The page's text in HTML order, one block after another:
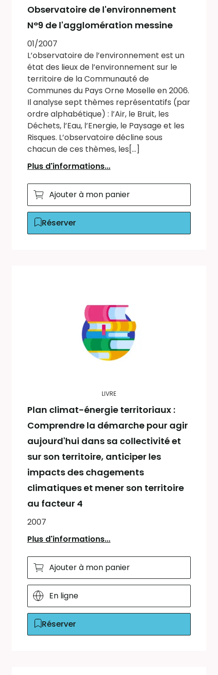
Observatoire de l'environnement
N°9 de l'agglomération messine
01/2007
L’observatoire de l’environnement est un
état des lieux de l’environnement sur le
territoire de la Communauté de
Communes du Pays Orne Moselle en 2006.
Il analyse sept thèmes représentatifs (par
ordre alphabétique) : l’Air, le Bruit, les
Déchets, l’Eau, l’Energie, le Paysage et les
Risques. L’observatoire décline sous
chacun de ces thèmes, les[...]
Plus d'informations...
Ajouter à mon panier
Réserver
LIVRE
Plan climat-énergie territoriaux :
Comprendre la démarche pour agir
aujourd'hui dans sa collectivité et
sur son territoire, anticiper les
impacts des chagements
climatiques et mener son territoire
au facteur 4
2007
Plus d'informations...
Ajouter à mon panier
En ligne
Réserver